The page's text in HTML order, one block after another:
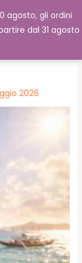
agosto, gli ordini
dal 31 agosto
Cerca
2026